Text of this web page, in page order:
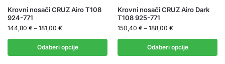
Krovni nosači CRUZ Airo T108
924-771
144,80 € – 181,00 €
Odaberi opcije
Krovni nosači CRUZ Airo Dark
T108 925-771
150,40 € – 188,00 €
Odaberi opcije